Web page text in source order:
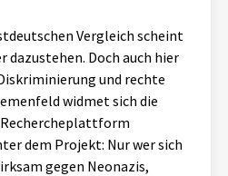
Vergleich scheint
dazustehen. Doch auch hier
und rechte
widmet sich die
dem Projekt: Nur wer sich
gegen Neonazis,